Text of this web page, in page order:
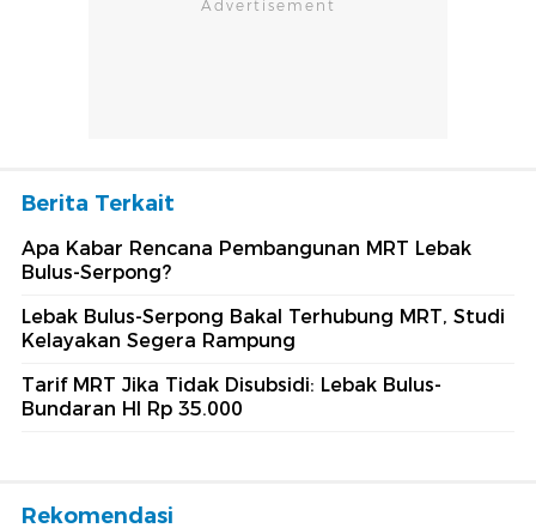
Berita Terkait
Apa Kabar Rencana Pembangunan MRT Lebak
Bulus-Serpong?
Lebak Bulus-Serpong Bakal Terhubung MRT, Studi
Kelayakan Segera Rampung
Tarif MRT Jika Tidak Disubsidi: Lebak Bulus-
Bundaran HI Rp 35.000
Rekomendasi